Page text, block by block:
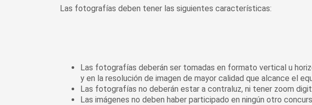
Las fotografías deben tener las siguientes características:
Las fotografías deberán ser tomadas en formato vertical u
y en la resolución de imagen de mayor calidad que alcance el
Las fotografías no deberán estar a contraluz, ni tener zoom
Las imágenes no deben haber participado en ningún otro